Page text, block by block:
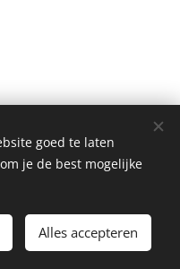
rechten voorbehouden.
goed te laten
je de best mogelijke
Alles accepteren